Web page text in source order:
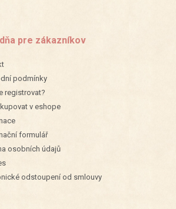
pre zákazníkov
podmínky
registrovat?
v eshope
formulář
osobních údajů
odstoupení od smlouvy